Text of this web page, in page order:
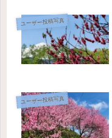
ユーザー投稿写真
ユーザー投稿写真